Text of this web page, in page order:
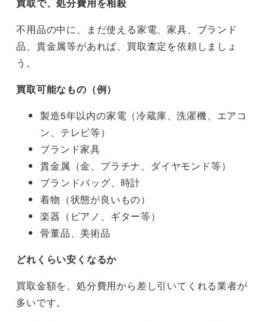
買取で、処分費用を相殺
不用品の中に、まだ使える家電、家具、ブランド
品、貴金属等があれば、買取査定を依頼しましょ
う。
買取可能なもの（例）
製造5年以内の家電（冷蔵庫、洗濯機、エアコ
ン、テレビ等）
ブランド家具
貴金属（金、プラチナ、ダイヤモンド等）
ブランドバッグ、時計
着物（状態が良いもの）
楽器（ピアノ、ギター等）
骨董品、美術品
どれくらい安くなるか
買取金額を、処分費用から差し引いてくれる業者が
多いです。